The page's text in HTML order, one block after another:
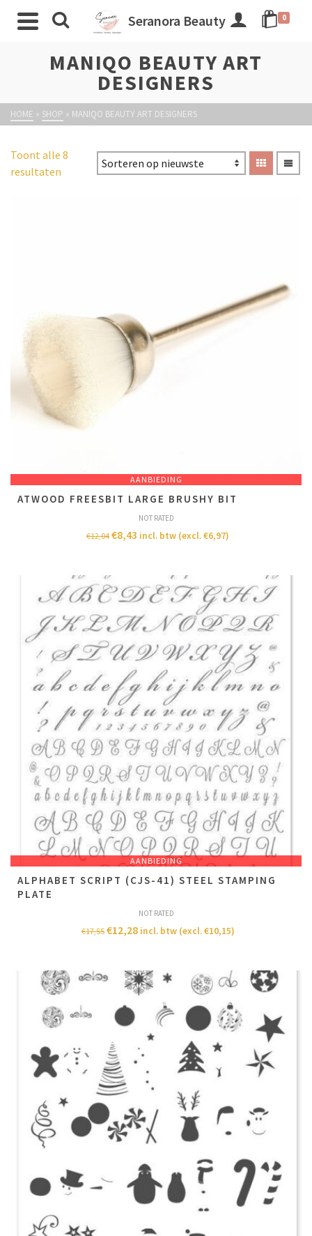
Seranora Beauty 0
MANIQO BEAUTY ART
DESIGNERS
HOME » SHOP » MANIQO BEAUTY ART DESIGNERS
Toont alle 8
resultaten
AANBIEDING
ATWOOD FREESBIT LARGE BRUSHY BIT
NOT RATED
€12,04 €8,43 incl. btw (excl.€6,97)
AANBIEDING
ALPHABET SCRIPT (CJS-41) STEEL STAMPING
PLATE
NOT RATED
€17,55 €12,28 incl. btw (excl.€10,15)